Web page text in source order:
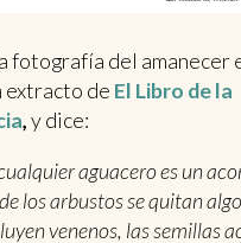
fotografía del amanecer
extracto de El Libro de la
,y dice:
aguacero es un
los arbustos se quitan
venenos, las semillas